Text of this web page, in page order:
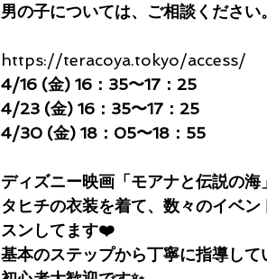
男の子については、ご相談ください。
https://teracoya.tokyo/access/
4/16 (金) 16：35〜17：25
4/23 (金) 16：35〜17：25
4/30 (金) 18：05〜18：55
ディズニー映画「モアナと伝説の
タヒチの衣装を着て、数々のイベ
スンしてます❤️
基本のステップから丁寧に指導して